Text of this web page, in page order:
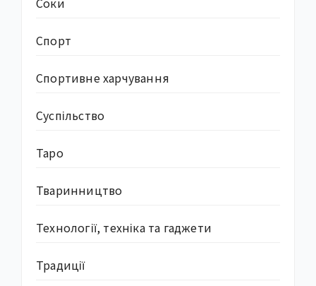
Спорт
Спортивне харчування
Суcпільство
Таро
Тваринництво
Технології, техніка та гаджети
Традиції